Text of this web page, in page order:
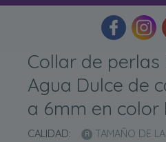
Collar de perlas
Agua Dulce de
a 6mm en color
CALIDAD: TAMAÑO DE